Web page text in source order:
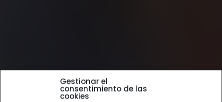
Gestionar el
consentimiento de las
cookies